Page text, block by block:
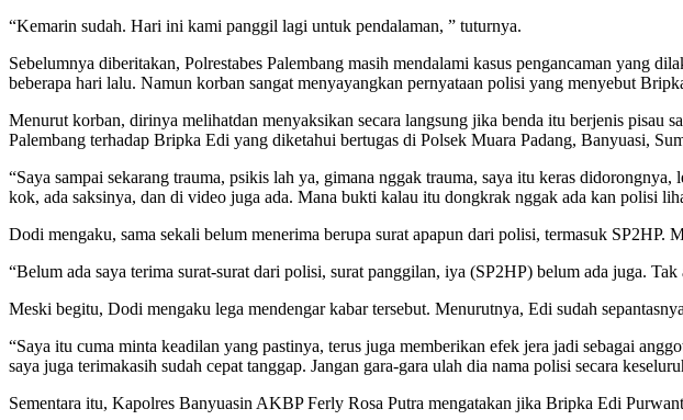
“Kemarin sudah. Hari ini kami panggil lagi untuk pendalaman, ” tuturnya.
Sebelumnya diberitakan, Polrestabes Palembang masih mendalami kasus pengancaman
beberapa hari lalu. Namun korban sangat menyayangkan pernyataan polisi yang menyebut
Menurut korban, dirinya melihatdan menyaksikan secara langsung jika benda itu berjenis
Palembang terhadap Bripka Edi yang diketahui bertugas di Polsek Muara Padang, Banyuasi,
“Saya sampai sekarang trauma, psikis lah ya, gimana nggak trauma, saya itu keras
kok, ada saksinya, dan di video juga ada. Mana bukti kalau itu dongkrak nggak ada kan polisi
Dodi mengaku, sama sekali belum menerima berupa surat apapun dari polisi, termasuk
“Belum ada saya terima surat-surat dari polisi, surat panggilan, iya (SP2HP) belum ada juga.
Meski begitu, Dodi mengaku lega mendengar kabar tersebut. Menurutnya, Edi sudah
“Saya itu cuma minta keadilan yang pastinya, terus juga memberikan efek jera jadi sebagai
saya juga terimakasih sudah cepat tanggap. Jangan gara-gara ulah dia nama polisi secara
Sementara itu, Kapolres Banyuasin AKBP Ferly Rosa Putra mengatakan jika Bripka Edi